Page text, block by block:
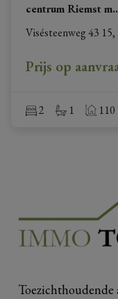
centrum Riemst m
Visésteenweg 43
Prijs op
2 1 110